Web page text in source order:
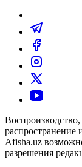
распространение
Afisha.uz
разрешения